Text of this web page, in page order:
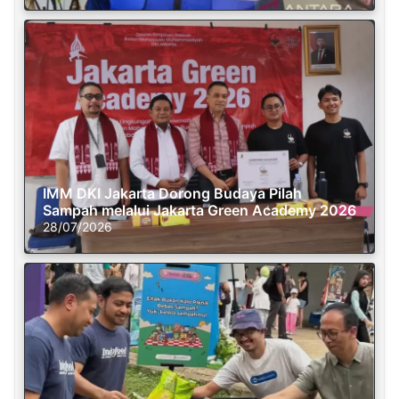
IMM DKI Jakarta Dorong Budaya Pilah
Sampah melalui Jakarta Green Academy 2026
28/07/2026